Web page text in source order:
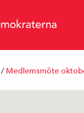
/ Medlemsmöte